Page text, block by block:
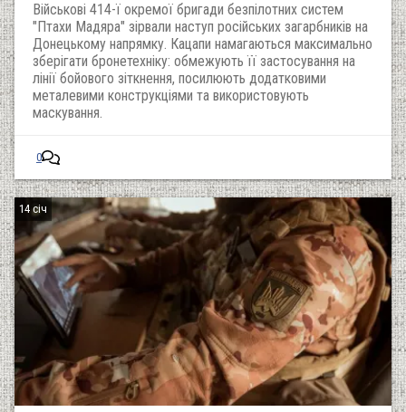
Військові 414-ї окремої бригади безпілотних систем
"Птахи Мадяра" зірвали наступ російських загарбників на
Донецькому напрямку. Кацапи намагаються максимально
зберігати бронетехніку: обмежують її застосування на
лінії бойового зіткнення, посилюють додатковими
металевими конструкціями та використовують
маскування.
0
14 січ